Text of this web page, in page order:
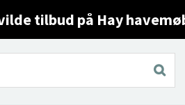
tilbud på Hay